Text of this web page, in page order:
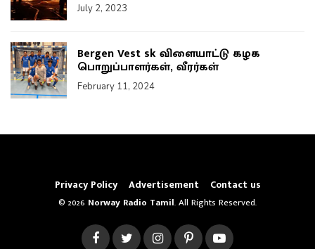
July 2, 2023
Bergen Vest sk விளையாட்டு கழக
பொறுப்பாளர்கள், வீரர்கள்
February 11, 2024
Privacy Policy Advertisement Contact us
© 2026 Norway Radio Tamil. All Rights Reserved.